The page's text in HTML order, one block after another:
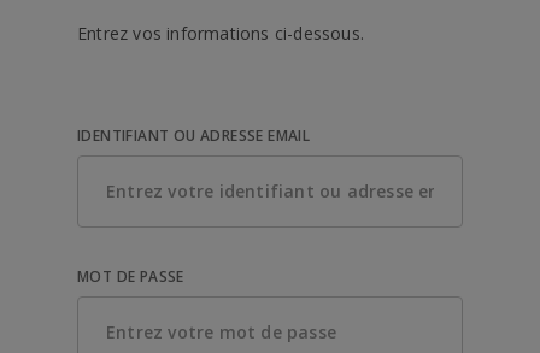
Entrez vos informations ci-dessous.
IDENTIFIANT OU ADRESSE EMAIL
MOT DE PASSE